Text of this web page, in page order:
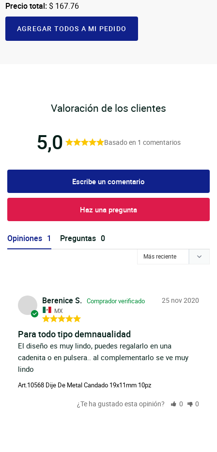
Precio total: $ 167.76
AGREGAR TODOS A MI PEDIDO
Valoración de los clientes
5,0 Basado en 1 comentarios
Escribe un comentario
Haz una pregunta
Opiniones Preguntas
25 nov 2020
Berenice S.
MX
Para todo tipo demnaualidad
El diseño es muy lindo, puedes regalarlo en una
cadenita o en pulsera.. al complementarlo se ve muy
lindo
Art.10568 Dije De Metal Candado 19x11mm 10pz
¿Te ha gustado esta opinión? 0 0